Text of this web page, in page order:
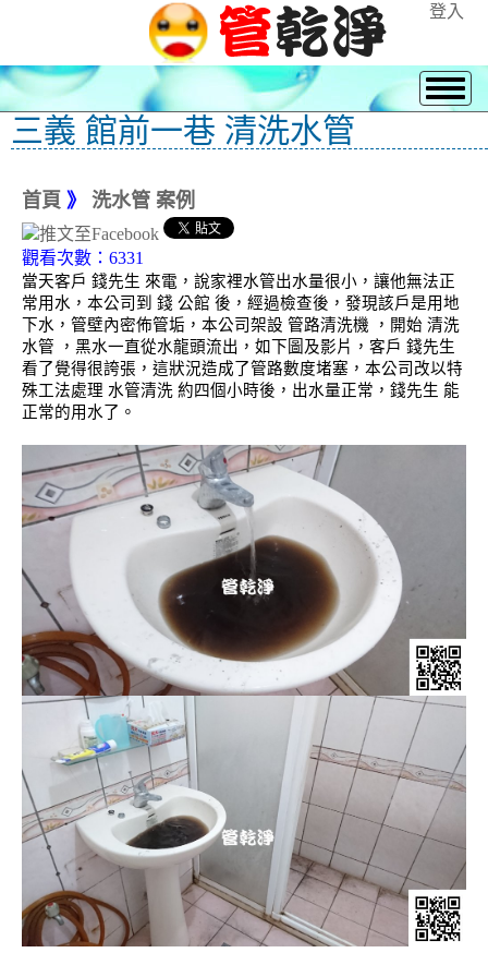
登入
三義 館前一巷 清洗水管
首頁 》 洗水管 案例
觀看次數：6331
當天客戶 錢先生 來電，說家裡水管出水量很小，讓他無法正
常用水，本公司到 錢 公館 後，經過檢查後，發現該戶是用地
下水，管壁內密佈管垢，本公司架設 管路清洗機 ，開始 清洗
水管 ，黑水一直從水龍頭流出，如下圖及影片，客戶 錢先生
看了覺得很誇張，這狀況造成了管路數度堵塞，本公司改以特
殊工法處理 水管清洗 約四個小時後，出水量正常，錢先生 能
正常的用水了。